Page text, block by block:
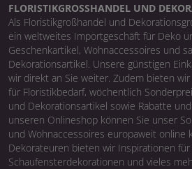
FLORISTIKGROSSHANDEL UND
Als Floristikgroßhandel und
ein weltweites Importgeschäft für Deko
Geschenkartikel, Wohnaccessoires und
Dekorationsartikel. Unsere günstigen
wir direkt an Sie weiter. Zudem bieten
für Floristikbedarf, wöchentlich
und Dekorationsartikel sowie Rabatte
unseren Onlineshop können Sie unser
und Wohnaccessoires europaweit online
Dekorateuren bieten wir Inspirationen für
Schaufensterdekorationen und vieles